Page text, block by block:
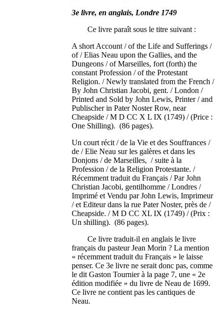
3e livre, en anglais, Londre 1749
Ce livre paraît sous le titre suivant :
A short Account / of the Life and Sufferings /
of / Elias Neau upon the Gallies, and the
Dungeons / of Marseilles, fort (forth) the
constant Profession / of the Protestant
Religion. / Newly translated from the French /
By John Christian Jacobi, gent. / London /
Printed and Sold by John Lewis, Printer / and
Publischer in Pater Noster Row, near
Cheapside / M D CC X L IX (1749) / (Price :
One Shilling). (86 pages).
Un court récit / de la Vie et des Souffrances /
de / Elie Neau sur les galères et dans les
Donjons / de Marseilles, / suite à la
Profession / de la Religion Protestante. /
Récemment traduit du Français / Par John
Christian Jacobi, gentilhomme / Londres /
Imprimé et Vendu par John Lewis, Imprimeur
/ et Editeur dans la rue Pater Noster, près de /
Cheapside. / M D CC XL IX (1749) / (Prix :
Un shilling). (86 pages).
Ce livre traduit-il en anglais le livre
français du pasteur Jean Morin ? La mention
« récemment traduit du Français » le laisse
penser. Ce 3e livre ne serait donc pas, comme
le dit Gaston Tournier à la page 7, une « 2e
édition modifiée » du livre de Neau de 1699.
Ce livre ne contient pas les cantiques de
Neau.